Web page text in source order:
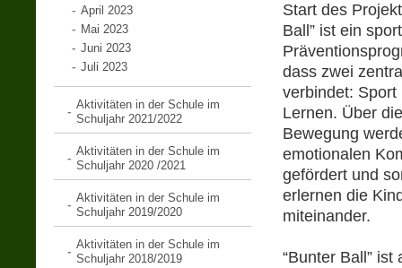
April 2023
Mai 2023
Juni 2023
Juli 2023
Aktivitäten in der Schule im
Schuljahr 2021/2022
Aktivitäten in der Schule im
Schuljahr 2020 /2021
Aktivitäten in der Schule im
Schuljahr 2019/2020
Aktivitäten in der Schule im
Schuljahr 2018/2019
Start des
Ball” ist ein
dass zwei
verbindet:
Lernen. Über
Bewegung
emotionalen
gefördert und
erlernen die
miteinander.
“Bunter Ball”